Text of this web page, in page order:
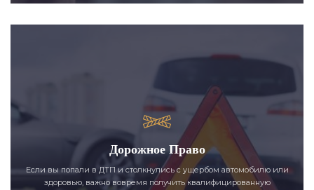
Дорожное Право
Если вы попали в ДТП и столкнулись с ущербом автомобилю или
здоровью, важно вовремя получить квалифицированную